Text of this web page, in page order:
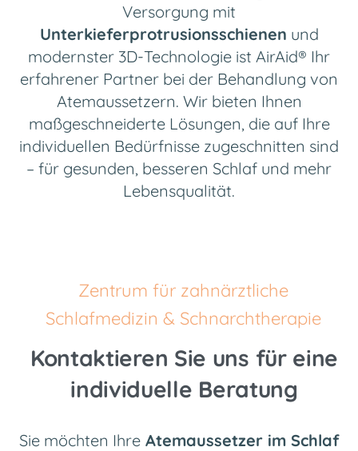
Versorgung mit
Unterkieferprotrusionsschienen und
modernster 3D-Technologie ist AirAid® Ihr
erfahrener Partner bei der Behandlung von
Atemaussetzern. Wir bieten Ihnen
maßgeschneiderte Lösungen, die auf Ihre
individuellen Bedürfnisse zugeschnitten sind
– für gesunden, besseren Schlaf und mehr
Lebensqualität.
Zentrum für zahnärztliche
Schlafmedizin & Schnarchtherapie
Kontaktieren Sie uns für eine
individuelle Beratung
Siemöchten Ihre Atemaussetzer im Schlaf